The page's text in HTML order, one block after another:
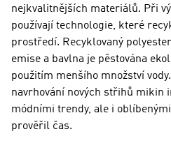
nejkvalitnějších materiálů. Při
používají technologie, které
prostředí. Recyklovaný
emise a bavlna je pěstována
použitím menšího množství
navrhování nových střihů mikin
módními trendy, ale i
prověřil čas.